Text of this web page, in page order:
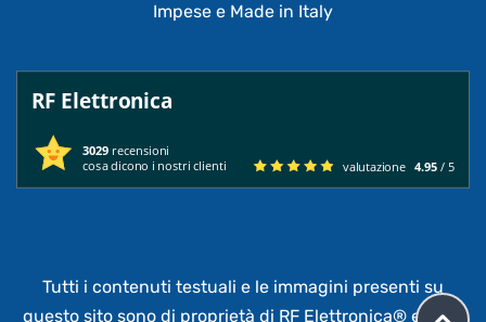
Impese e Made in Italy
RF Elettronica
3029 recensioni
cosa dicono i nostri clienti
valutazione 4.95 / 5
Tutti i contenuti testuali e le immagini presenti su
questo sito sono di proprietà di RF Elettronica® e sono